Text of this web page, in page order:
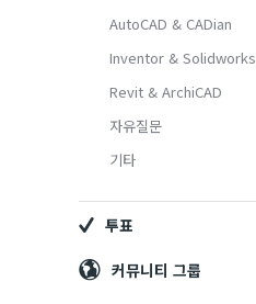
(CAD)
중
심
AutoCAD & CADian
Inventor & Solidworks
Revit & ArchiCAD
자유질문
기타
투표
커뮤니티 그룹